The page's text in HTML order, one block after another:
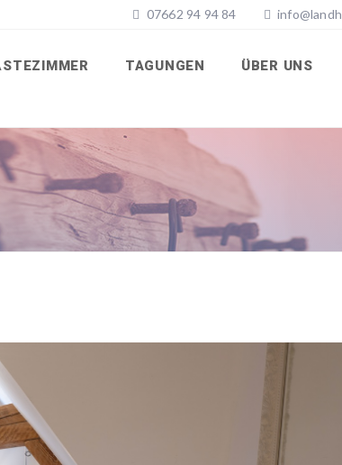
07662 94 94 84
TAGUNGEN ÜBER UNS